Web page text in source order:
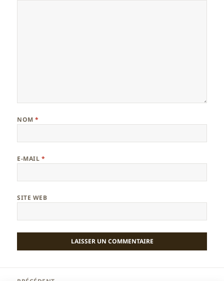
NOM*
E-MAIL *
SITE WEB